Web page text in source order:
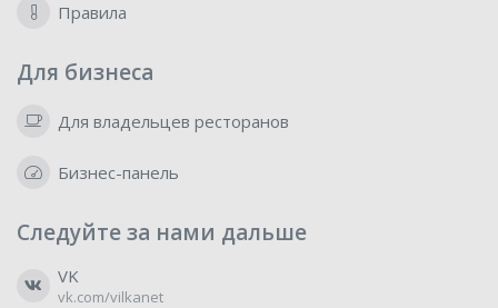
Правила
Для бизнеса
Для владельцев ресторанов
Бизнес-панель
Следуйте за нами дальше
VK
vk.com/vilkanet